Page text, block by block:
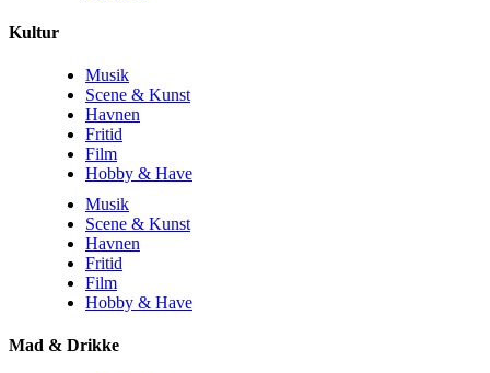
Kultur
Musik
Scene & Kunst
Havnen
Fritid
Film
Hobby & Have
Musik
Scene & Kunst
Havnen
Fritid
Film
Hobby & Have
Mad & Drikke